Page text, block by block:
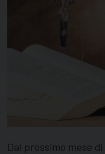
Dal prossimo mese